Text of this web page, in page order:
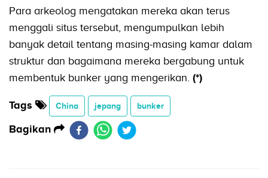
Para arkeolog mengatakan mereka akan terus
menggali situs tersebut, mengumpulkan lebih
banyak detail tentang masing-masing kamar dalam
struktur dan bagaimana mereka bergabung untuk
membentuk bunker yang mengerikan. (*)
Tags China jepang bunker
Bagikan